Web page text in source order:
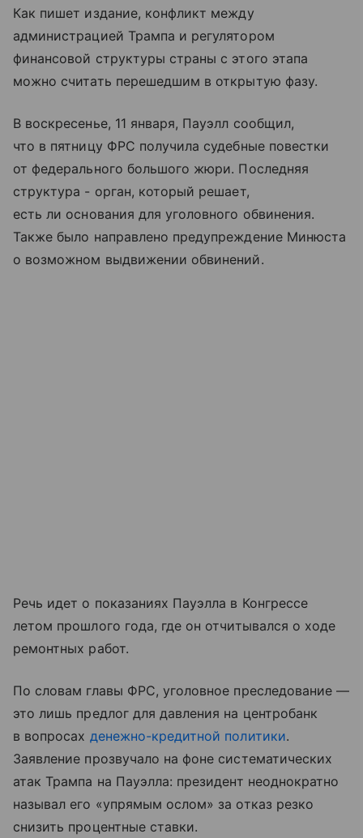
Как пишет издание, конфликт между
администрацией Трампа и регулятором
финансовой структуры страны с этого этапа
можно считать перешедшим в открытую фазу.
В воскресенье, 11 января, Пауэлл сообщил,
что в пятницу ФРС получила судебные повестки
от федерального большого жюри. Последняя
структура - орган, который решает,
есть ли основания для уголовного обвинения.
Также было направлено предупреждение Минюста
о возможном выдвижении обвинений.
Речь идет о показаниях Пауэлла в Конгрессе
летом прошлого года, где он отчитывался о ходе
ремонтных работ.
По словам главы ФРС, уголовное преследование —
это лишь предлог для давления на центробанк
в вопросах денежно-кредитной политики.
Заявление прозвучало на фоне систематических
атак Трампа на Пауэлла: президент неоднократно
называл его «упрямым ослом» за отказ резко
снизить процентные ставки.